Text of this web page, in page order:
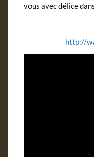
vous avec délice
http://